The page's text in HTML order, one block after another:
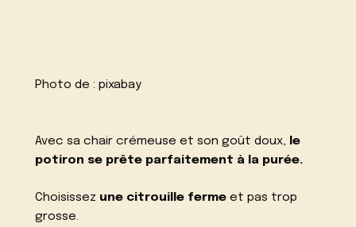
Photo de :pixabay
Avec sa chair crémeuse et son goût doux, le
potiron se prête parfaitement à la purée.
Choisissez une citrouille ferme et pas trop
grosse.